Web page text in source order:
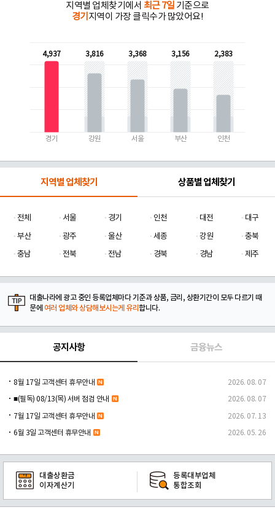
지역별 업체찾기에서 최근 7일 기준으로
경기 지역이 가장 클릭수가 많았어요!
4,937
경기
3,816
강원
3,368
서울
3,156
부산
2,383
인천
지역별 업체찾기 상품별 업체찾기
전체 서울 경기 인천 대전
대구
부산
광주 울산 세종 강원
충북
충남
전북 전남 경북 경남 제주
대출나라에 광고 중인 등록업체마다 기준과 상품, 금리, 상환기간이 모두 다르기 때
문에 여러 업체와 상담해보시는게 유리합니다.
공지사항 금융뉴스
8월 17일 고객센터 휴무안내 2026. 08. 07
■(필독) 08/13(목) 서버 점검 안내 2026. 08. 07
7월 17일 고객센터 휴무안내 2026. 07. 13
6월 3일 고객센터 휴무안내 2026. 05. 26
대출상환금
이자계산기
등록대부업체
통합조회